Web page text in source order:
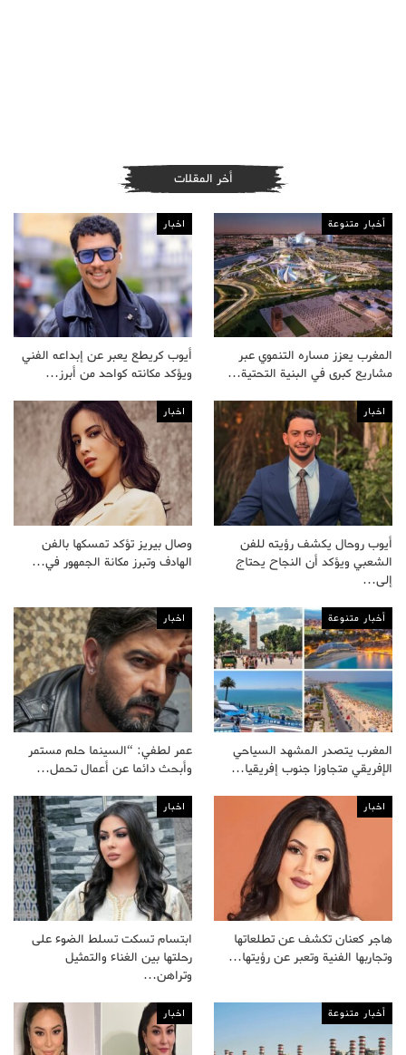
أخر المقلات
أخبار متنوعة
المغرب يعزز مساره التنموي عبر
مشاريع كبرى في البنية التحتية…
اخبار
أيوب كريطع يعبر عن إبداعه الفني
ويؤكد مكانته كواحد من أبرز…
اخبار
أيوب روحال يكشف رؤيته للفن
الشعبي ويؤكد أن النجاح يحتاج
إلى…
اخبار
وصال بيريز تؤكد تمسكها بالفن
الهادف وتبرز مكانة الجمهور في…
أخبار متنوعة
المغرب يتصدر المشهد السياحي
الإفريقي متجاوزا جنوب إفريقيا…
اخبار
عمر لطفي: “السينما حلم مستمر
وأبحث دائما عن أعمال تحمل…
اخبار
هاجر كعنان تكشف عن تطلعاتها
وتجاربها الفنية وتعبر عن رؤيتها…
اخبار
ابتسام تسكت تسلط الضوء على
رحلتها بين الغناء والتمثيل
وتراهن…
أخبار متنوعة اخبار